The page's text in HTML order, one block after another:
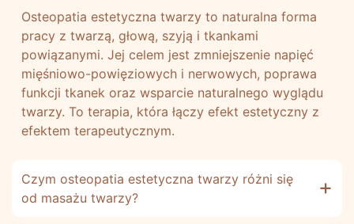
Osteopatia estetyczna twarzy to naturalna forma
pracy z twarzą, głową, szyją i tkankami
powiązanymi. Jej celem jest zmniejszenie napięć
mięśniowo-powięziowych i nerwowych, poprawa
funkcji tkanek oraz wsparcie naturalnego wyglądu
twarzy. To terapia, która łączy efekt estetyczny z
efektem terapeutycznym.
Czym osteopatia estetyczna twarzy różni się
od masażu twarzy?